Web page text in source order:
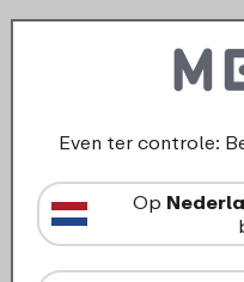
Even ter controle:
Op